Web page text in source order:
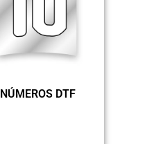
NÚMEROS DTF